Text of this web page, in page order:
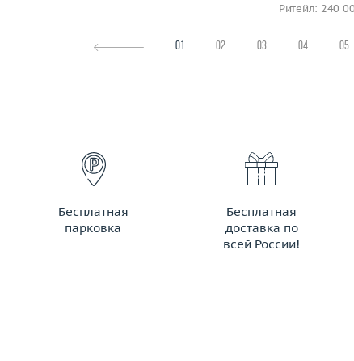
Ритейл: 240
01 02 03 04 05
Бесплатная
парковка
Бесплатная
доставка по
всей России!